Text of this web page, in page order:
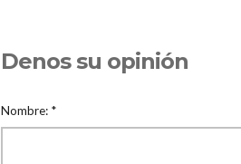
Denos su opinión
Nombre: *